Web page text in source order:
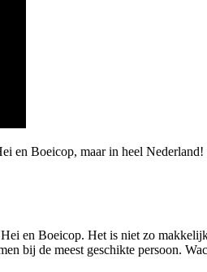
en Boeicop, maar in heel
en Boeicop. Het is niet zo
bij de meest geschikte persoon.